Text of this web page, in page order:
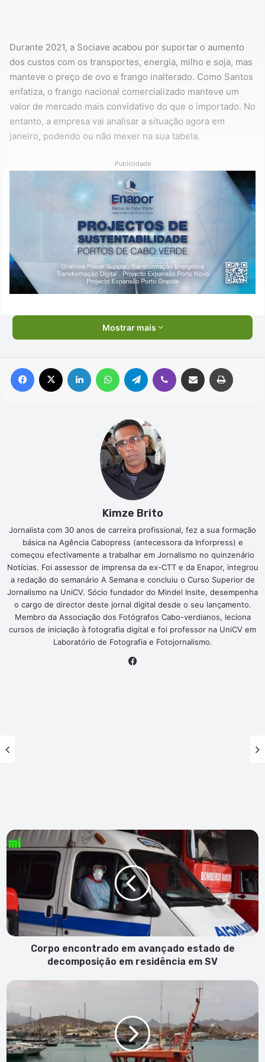
Durante 2021, a Sociave acabou por suportar o aumento
dos custos com os transportes, energia, milho e soja, mas
manteve o preço de ovo e frango inalterado. Como Santos
enfatiza, o frango nacional comercializado manteve um
valor de mercado mais convidativo do que o importado. No
entanto, a empresa vai analisar a situação agora em
janeiro, podendo ou não mexer na sua tabela.
Publicidade
Mostrar mais
Facebook Linkedin WhatsAppTelegram Viber Compartilhar via e-mail
Kimze Brito
Jornalista com 30 anos de carreira profissional, fez a sua formação
básica na Agência Cabopress (antecessora da Inforpress) e
começou efectivamente a trabalhar em Jornalismo no quinzenário
Notícias. Foi assessor de imprensa da ex-CTT e da Enapor, integrou
a redação do semanário A Semana e concluiu o Curso Superior de
Jornalismo na UniCV. Sócio fundador do Mindel Insite, desempenha
o cargo de director deste jornal digital desde o seu lançamento.
Membro da Associação dos Fotógrafos Cabo-verdianos, leciona
cursos de iniciação à fotografia digital e foi professor na UniCV em
Laboratório de Fotografia e Fotojornalismo.
Corpo
encontrado
avançado
estado
de
decomposição
em
residência
Corpo encontrado em avançado estado de
decomposição em residência em SV
Criança
2
anos
e
9